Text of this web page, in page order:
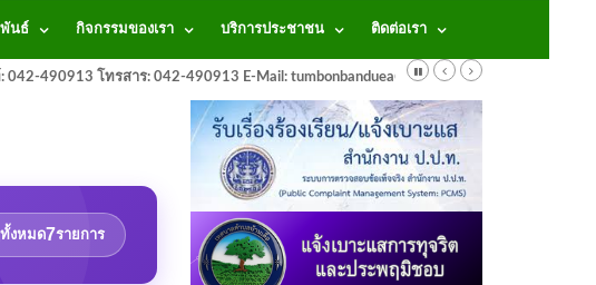
นธ์ กิจกรรมของเรา บริการประชาชน ติดต่อเรา
490913 โทรสาร: 042-490913 E-Mail: tumbonbanduea@gmail.com
ทั้งหมด7รายการ